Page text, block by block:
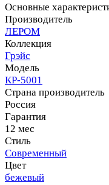
Основные
Производитель
ЛЕРОМ
Коллекция
Грэйс
Модель
КР-5001
Страна производитель
Россия
Гарантия
12 мес
Стиль
Современный
Цвет
бежевый